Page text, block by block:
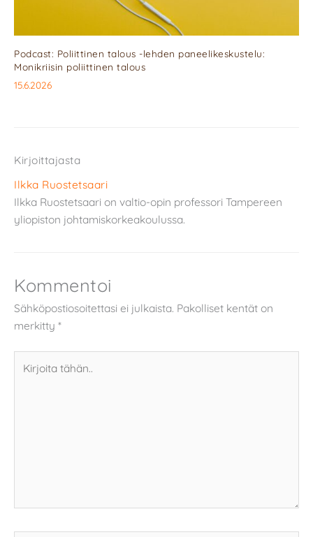
Podcast: Poliittinen talous -lehden paneelikeskustelu:
Monikriisin poliittinen talous
15.6.2026
Kirjoittajasta
Ilkka Ruostetsaari
Ilkka Ruostetsaari on valtio-opin professori Tampereen
yliopiston johtamiskorkeakoulussa.
Kommentoi
Sähköpostiosoitettasi ei julkaista. Pakolliset kentät on
merkitty *
tähän..